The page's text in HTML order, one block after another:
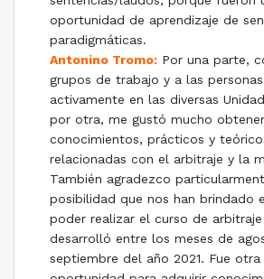
oportunidad de aprendizaje de
paradigmáticas.
Antonino Tromo: Por una parte,
grupos de trabajo y a las
activamente en las diversas
por otra, me gustó mucho
conocimientos, prácticos y
relacionadas con el arbitraje y la
También agradezco
posibilidad que nos han brindado
poder realizar el curso de arbitraje
desarrolló entre los meses de
septiembre del año 2021. Fue otra